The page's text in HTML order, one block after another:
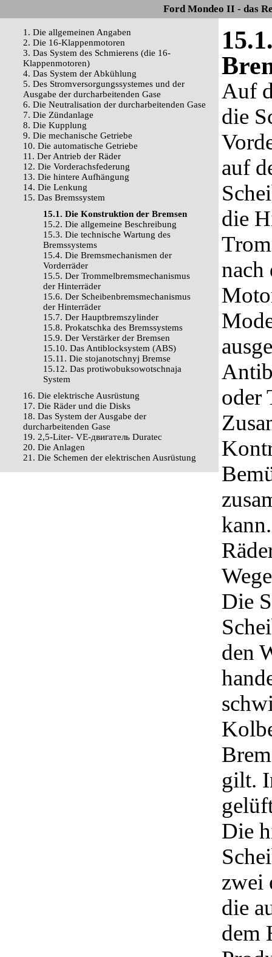
Ford Mondeo II - das
1. Die allgemeinen Angaben
2. Die 16-Klappenmotoren
3. Das System des Schmierens (die 16-
Klappenmotoren)
4. Das System der Abkühlung
5. Des Stromversorgungssystemes und der
Ausgabe der durcharbeitenden Gase
6. Die Neutralisation der durcharbeitenden Gase
7. Die Zündanlage
8. Die Kupplung
9. Die mechanische Getriebe
10. Die automatische Getriebe
11. Der Antrieb der Räder
12. Die Vorderachsfederung
13. Die hintere Aufhängung
14. Die Lenkung
15. Das Bremssystem
15.1. Die Konstruktion der Bremsen
15.2. Die allgemeine Beschreibung
15.3. Die technische Wartung des
Bremssystems
15.4. Die Bremsmechanismen der
Vorderräder
15.5. Der Trommelbremsmechanismus
der Hinterräder
15.6. Der Scheibenbremsmechanismus
der Hinterräder
15.7. Der Hauptbremszylinder
15.8. Prokatschka des Bremssystems
15.9. Der Verstärker der Bremsen
15.10. Das Antiblocksystem (ABS)
15.11. Die stojanotschnyj Bremse
15.12. Das protiwobuksowotschnaja
System
16. Die elektrische Ausrüstung
17. Die Räder und die Disks
18. Das System der Ausgabe der
durcharbeitenden Gase
19. 2,5-Liter- VЕ-двигатель Duratec
20. Die Anlagen
21. Die Schemen der elektrischen Ausrüstung
Auf
die
auf
die
nach
oder
Die
den
gilt.
Die
zwei
die
dem